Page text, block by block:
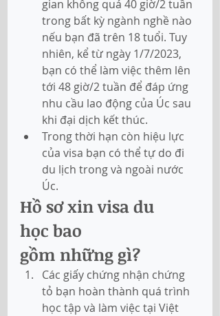
gian không quá 40 giờ/2 tuần
trong bất kỳ ngành nghề nào
nếu bạn đã trên 18 tuổi. Tuy
nhiên, kể từ ngày 1/7/2023,
bạn có thể làm việc thêm lên
tới 48 giờ/2 tuần để đáp ứng
nhu cầu lao động của Úc sau
khi đại dịch kết thúc.
Trong thời hạn còn hiệu lực
của visa bạn có thể tự do đi
du lịch trong và ngoài nước
Úc.
Hồ sơ xin visa du
học bao
gồm những gì?
Các giấy chứng nhận chứng
tỏ bạn hoàn thành quá trình
học tập và làm việc tại Việt